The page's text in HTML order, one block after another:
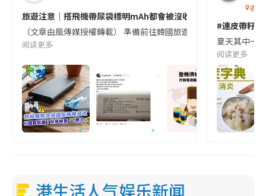
旅遊注意｜搭飛機帶尿袋標明mAh都會被沒收😱出發前切記檢查
（文章由風傳媒授權轉載） 準備前往韓國旅遊的民眾，近期要
阅读更多
香港
#連皮帶籽
夏天其中一
阅读更多
港生活人气娱乐新闻